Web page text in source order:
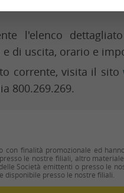
l'elenco
di uscita, orario e
corrente, visita il sito
800.269.269.
con finalità promozionale ed
le nostre filiali, altro
Società emittenti o presso le
disponibile presso le nostre filiali.